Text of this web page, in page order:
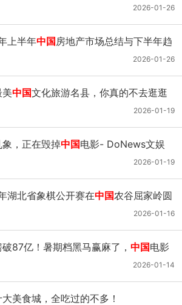
牌联展9月落地圣保罗｜圣保罗州_网易
2026-01-26
上半年中国 房地产市场总结与下半年趋
2026-01-26
中国文化旅游名县，你真的不去逛逛
2026-01-19
象，正在毁掉中国电影- DoNews文娱
2026-01-19
湖北省象棋公开赛在中国农谷屈家岭圆
2026-01-16
87亿！暑期档黑马赢麻了， 中国电影
2026-01-14
大美食城，全吃过的不多！